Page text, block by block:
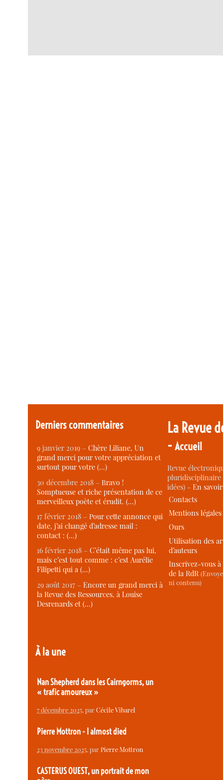
Derniers commentaires
9 janvier 2019 –Chère Liliane, Un
grand merci pour votre appréciation et
surtout pour votre (…)
30 décembre 2018 –Bravo !
Somptueuse et riche présentation de ce
merveilleux poète et érudit. (…)
17 février 2018 –Pour cette annonce qui
date, j’ai changé d’adresse mail :
contact : (…)
16 février 2018 –C’était même pas lui,
mais c’est tout comme : c’est Aurélie
Filipetti qui a (…)
29 août 2017 –Encore un grand merci à
la Revue des Ressources, à Louise
Desrenards et (…)
À la une
Nan Shepherd dans les Cairngorms, un
« trafic amoureux »
7 décembre 2025, parCécile Vibarel
Pierre Mottron - I almost died
23 novembre 2025, parPierre Mottron
CASTERUS OUEST, un portrait de mon
La Revue
-Accueil
Revue
idées) -En
Contacts
Mentions légales
Ours
Utilisation des
d’auteurs
Inscrivez-vous
de la RdR
ni contenu)